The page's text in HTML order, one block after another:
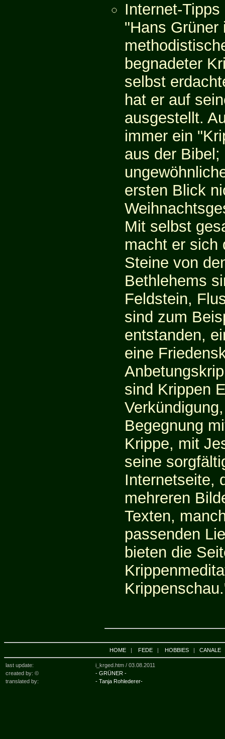
Internet-
"Hans Grüner
begnadeter
selbst
hat er auf
ausgestellt.
immer ein
aus der
ersten Blick
Mit selbst
macht er sich
Steine von
Bethlehems
Feldstein,
sind zum
entstanden,
eine
sind Krippen
Begegnung
Krippe, mit
seine
Internetseite,
mehreren
Texten,
passenden
bieten die
HOME | FEDE | HOBBIES | CANALE
last update: i_krged.htm / 03.08.2011
created by: ©
- GRÜNER -
translated by:
- Tanja Rohlederer-